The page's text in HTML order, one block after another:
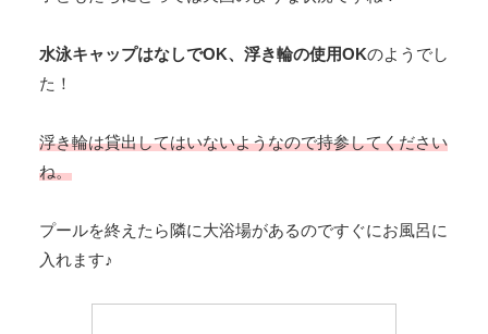
水泳キャップはなしでOK、浮き輪の使用OKのようでし
た！
浮き輪は貸出してはいないようなので持参してください
ね。
プールを終えたら隣に大浴場があるのですぐにお風呂に
入れます♪